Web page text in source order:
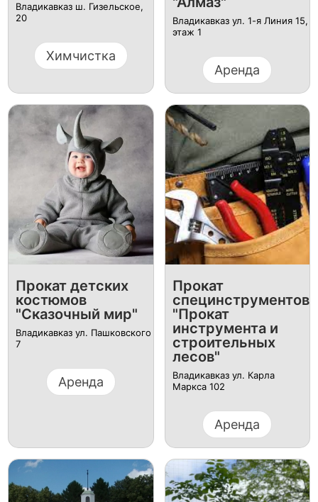
Владикавказ ш. Гизельское,
20
Химчистка
Владикавказ ул. 1-я Линия 15,
этаж 1
Аренда
Прокат детских
костюмов
"Сказочный мир"
Владикавказ ул. Пашковского
7
Аренда
Прокат
специнструментов
"Прокат
инструмента и
строительных
лесов"
Владикавказ ул. Карла
Маркса 102
Аренда